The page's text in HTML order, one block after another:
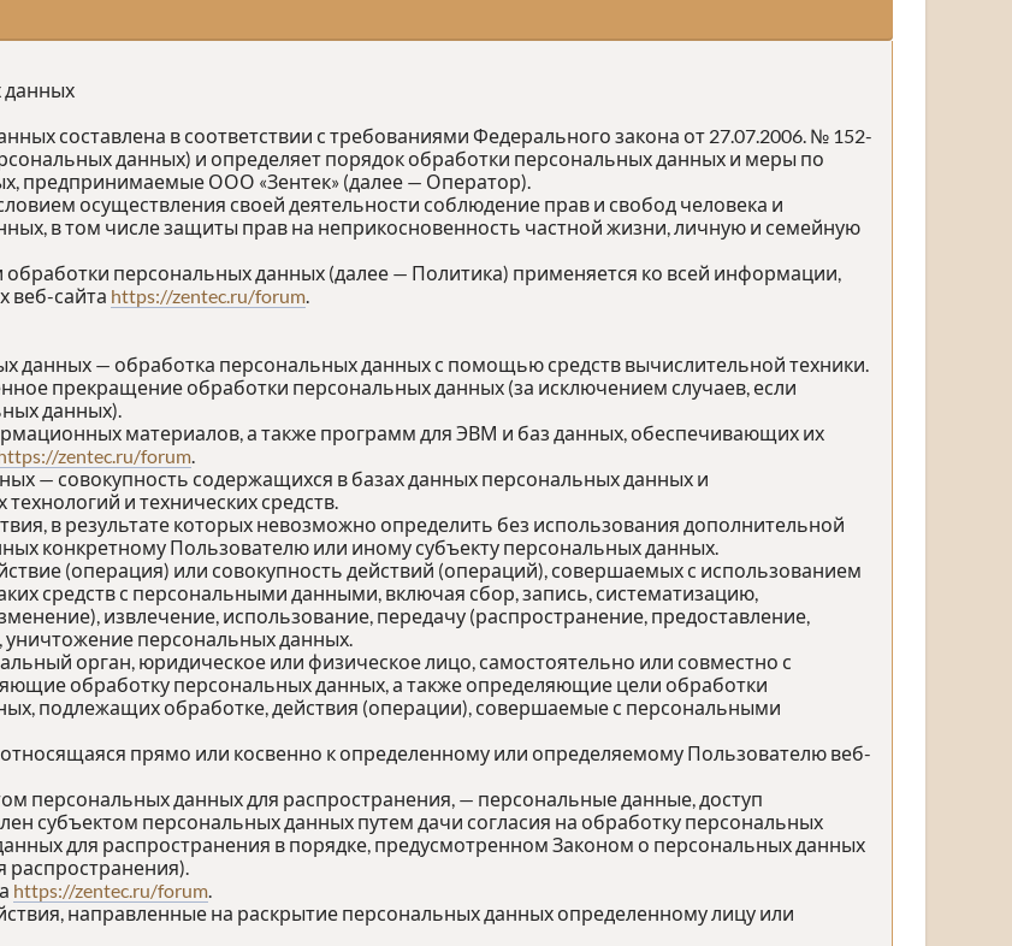
данных
составлена в соответствии с требованиями Федерального закона от 27.07.2006. № 152-
данных) и определяет порядок обработки персональных данных и меры по
предпринимаемые ООО «Зентек» (далее — Оператор).
осуществления своей деятельности соблюдение прав и свобод человека и
в том числе защиты прав на неприкосновенность частной жизни, личную и семейную
персональных данных (далее — Политика) применяется ко всей информации,
веб-сайта https://zentec.ru/forum.
данных — обработка персональных данных с помощью средств вычислительной техники.
прекращение обработки персональных данных (за исключением случаев, если
данных).
материалов, а также программ для ЭВМ и баз данных, обеспечивающих их
zentec.ru/forum.
— совокупность содержащихся в базах данных персональных данных и
и технических средств.
в результате которых невозможно определить без использования дополнительной
конкретному Пользователю или иному субъекту персональных данных.
(операция) или совокупность действий (операций), совершаемых с использованием
средств с персональными данными, включая сбор, запись, систематизацию,
извлечение, использование, передачу (распространение, предоставление,
уничтожение персональных данных.
орган, юридическое или физическое лицо, самостоятельно или совместно с
обработку персональных данных, а также определяющие цели обработки
подлежащих обработке, действия (операции), совершаемые с персональными
прямо или косвенно к определенному или определяемому Пользователю веб-
персональных данных для распространения, — персональные данные, доступ
субъектом персональных данных путем дачи согласия на обработку персональных
для распространения в порядке, предусмотренном Законом о персональных данных
распространения).
https://zentec.ru/forum.
направленные на раскрытие персональных данных определенному лицу или